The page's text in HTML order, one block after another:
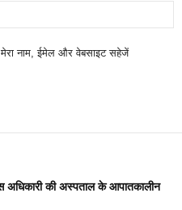
मेरा नाम, ईमेल और वेबसाइट सहेजें
अधिकारी की अस्पताल के आपातकालीन